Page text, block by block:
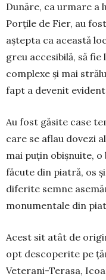
Du­nă­re, ca urmare
Porţi­le de Fier, au
aştepta ca aceas­tă
greu ac­ce­sibilă, să
com­ple­xe şi mai
fapt a deve­nit evident
Au fost găsite case
care se aflau dovezi
mai puţin obiş­nuite,
făcute din piatră, os
diferite semne
monumentale din
Acest sit atât de
opt des­coperite pe
Veterani-Terasa,